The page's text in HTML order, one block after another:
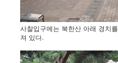
사찰입구에는 북한산 아래 경치
져 있다.